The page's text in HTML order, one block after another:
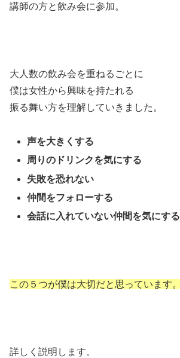
講師の方と飲み会に参加。
大人数の飲み会を重ねるごとに
僕は女性から興味を持たれる
振る舞い方を理解していきました。
声を大きくする
周りのドリンクを気にする
失敗を恐れない
仲間をフォローする
会話に入れていない仲間を気にする
この５つが僕は大切だと思っています。
詳しく説明します。